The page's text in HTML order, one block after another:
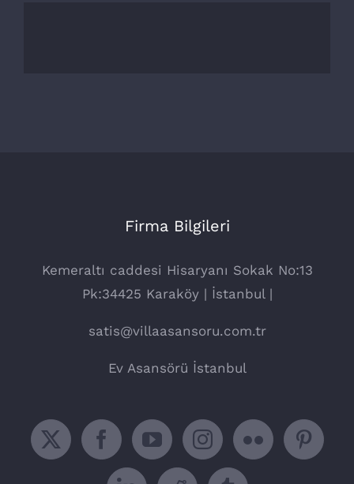
Firma Bilgileri
Kemeraltı caddesi Hisaryanı Sokak No:13
Pk:34425 Karaköy | İstanbul |
satis@villaasansoru.com.tr
Ev Asansörü İstanbul